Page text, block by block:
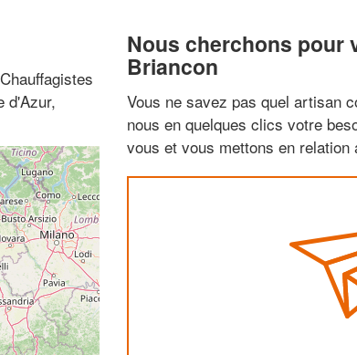
d'Azur,
Nous cherchons pour
Briancon
Vous ne savez pas quel artisan
nous en quelques clics votre
vous et vous mettons en relation